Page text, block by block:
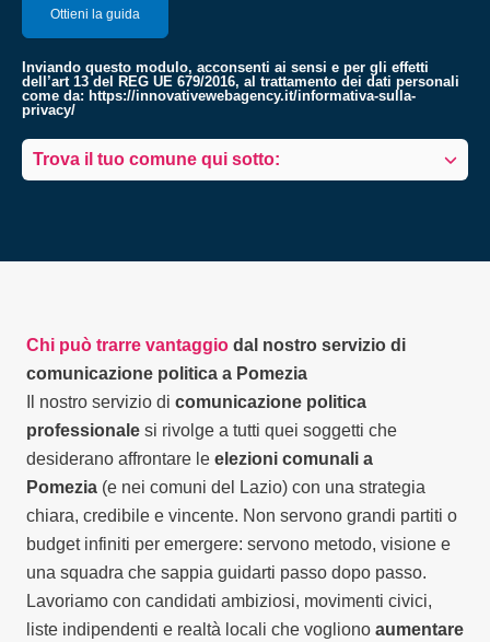
Inviando questo modulo, acconsenti ai sensi e per gli effetti
dell’art 13 del REG UE 679/2016, al trattamento dei dati personali
come da: https://innovativewebagency.it/informativa-sulla-
privacy/
Trova il tuo comune qui sotto:
Chi può trarre vantaggio dal nostro servizio di
comunicazione politica a Pomezia
Il nostro servizio di comunicazione politica
professionale si rivolge a tutti quei soggetti che
desiderano affrontare le elezioni comunali a
Pomezia (e nei comuni del Lazio) con una strategia
chiara, credibile e vincente. Non servono grandi partiti o
budget infiniti per emergere: servono metodo, visione e
una squadra che sappia guidarti passo dopo passo.
Lavoriamo con candidati ambiziosi, movimenti civici,
liste indipendenti e realtà locali che vogliono aumentare